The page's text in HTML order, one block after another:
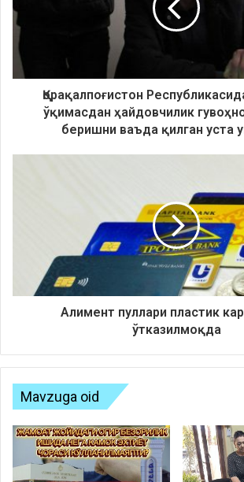
Қорақалпоғистон
ўқимасдан ҳайдовчилик
беришни ваъда қилган уста
Алимент пуллари пластик
ўтказилмоқда
Mavzuga oid